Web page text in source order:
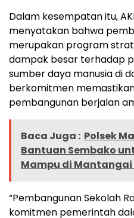
Dalam kesempatan itu,
menyatakan bahwa
merupakan program
dampak besar terhadap
sumber daya manusia di
berkomitmen
pembangunan berjalan
Baca Juga : Polsek
Bantuan Sembako
Mampu di Mantangai
“Pembangunan Sekolah
komitmen pemerintah